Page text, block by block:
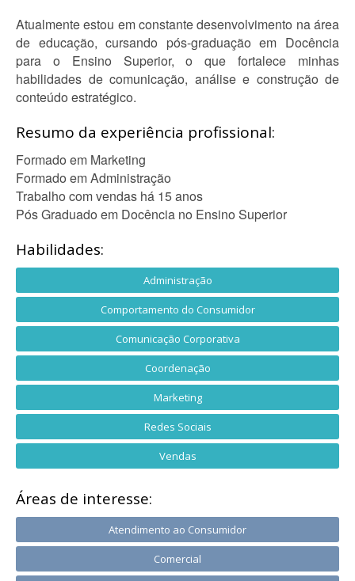
Atualmente estou em constante desenvolvimento na área
de educação, cursando pós-graduação em Docência
para o Ensino Superior, o que fortalece minhas
habilidades de comunicação, análise e construção de
conteúdo estratégico.
Resumo da experiência profissional:
Formado em Marketing
Formado em Administração
Trabalho com vendas há 15 anos
Pós Graduado em Docência no Ensino Superior
Habilidades:
Administração
Comportamento do Consumidor
Comunicação Corporativa
Coordenação
Marketing
Redes Sociais
Vendas
Áreas de interesse:
Atendimento ao Consumidor
Comercial